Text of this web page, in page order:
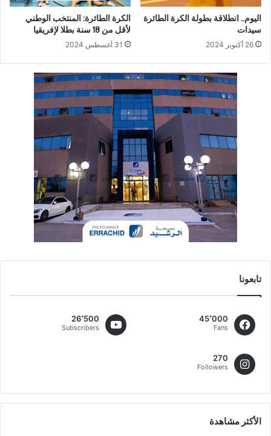
اليوم.. انطلاقة بطولة الكرة الطائرة
سيدات
26 أكتوبر 2024
الكرة الطائرة: المنتخب الوطني
لأقل من 18 سنة بطلا لإفريقيا
31 أغسطس 2024
تابعونا
45٬000
Fans
26٬500
Subscribers
270
Followers
الأكثر مشاهدة